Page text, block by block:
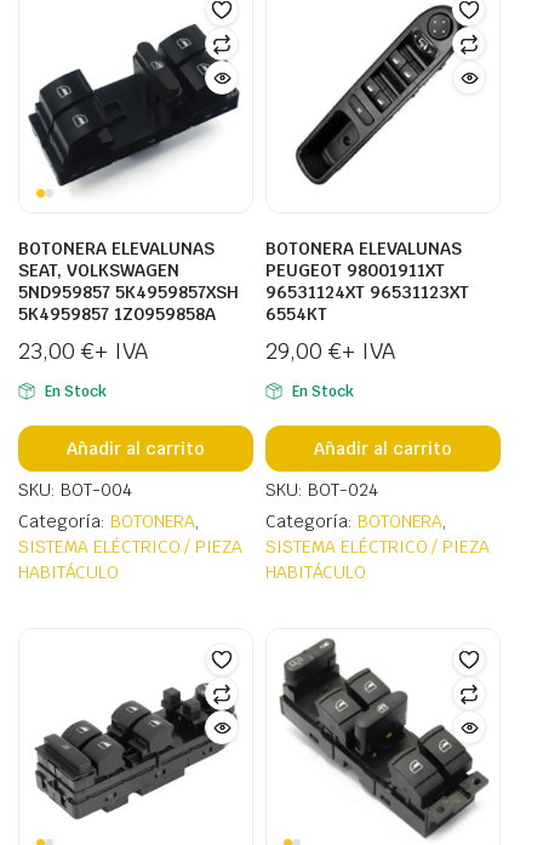
BOTONERA ELEVALUNAS
SEAT, VOLKSWAGEN
5ND959857 5K4959857XSH
5K4959857 1Z0959858A
23,00 €+ IVA
En Stock
Añadir al carrito
SKU: BOT-004
Categoría: BOTONERA,
SISTEMA ELÉCTRICO / PIEZA
HABITÁCULO
BOTONERA ELEVALUNAS
PEUGEOT 98001911XT
96531124XT 96531123XT
6554KT
29,00 €+ IVA
En Stock
Añadir al carrito
SKU: BOT-024
Categoría: BOTONERA,
SISTEMA ELÉCTRICO / PIEZA
HABITÁCULO